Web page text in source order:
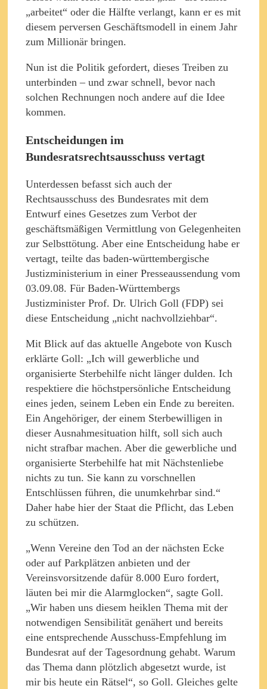
„arbeitet“ oder die Hälfte verlangt, kann er es mit
diesem perversen Geschäftsmodell in einem Jahr
zum Millionär bringen.
Nun ist die Politik gefordert, dieses Treiben zu
unterbinden – und zwar schnell, bevor nach
solchen Rechnungen noch andere auf die Idee
kommen.
Entscheidungen im
Bundesratsrechtsausschuss vertagt
Unterdessen befasst sich auch der
Rechtsausschuss des Bundesrates mit dem
Entwurf eines Gesetzes zum Verbot der
geschäftsmäßigen Vermittlung von Gelegenheiten
zur Selbsttötung. Aber eine Entscheidung habe er
vertagt, teilte das baden-württembergische
Justizministerium in einer Presseaussendung vom
03.09.08. Für Baden-Württembergs
Justizminister Prof. Dr. Ulrich Goll (FDP) sei
diese Entscheidung „nicht nachvollziehbar“.
Mit Blick auf das aktuelle Angebote von Kusch
erklärte Goll: „Ich will gewerbliche und
organisierte Sterbehilfe nicht länger dulden. Ich
respektiere die höchstpersönliche Entscheidung
eines jeden, seinem Leben ein Ende zu bereiten.
Ein Angehöriger, der einem Sterbewilligen in
dieser Ausnahmesituation hilft, soll sich auch
nicht strafbar machen. Aber die gewerbliche und
organisierte Sterbehilfe hat mit Nächstenliebe
nichts zu tun. Sie kann zu vorschnellen
Entschlüssen führen, die unumkehrbar sind.“
Daher habe hier der Staat die Pflicht, das Leben
zu schützen.
„Wenn Vereine den Tod an der nächsten Ecke
oder auf Parkplätzen anbieten und der
Vereinsvorsitzende dafür 8.000 Euro fordert,
läuten bei mir die Alarmglocken“, sagte Goll.
„Wir haben uns diesem heiklen Thema mit der
notwendigen Sensibilität genähert und bereits
eine entsprechende Ausschuss-Empfehlung im
Bundesrat auf der Tagesordnung gehabt. Warum
das Thema dann plötzlich abgesetzt wurde, ist
mir bis heute ein Rätsel“, so Goll. Gleiches gelte